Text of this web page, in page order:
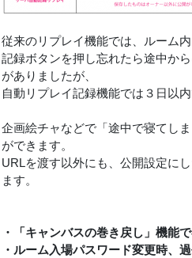
従来のリプレイ機能では、ルーム
記録ボタンを押し忘れたら途中か
がありましたが、
自動リプレイ記録機能では３日以
企画絵チャなどで「途中で寝てし
ができます。
URLを渡す以外にも、公開設定に
ます。
・「キャンバスの巻き戻し」機能
・ルーム入場パスワード変更時、